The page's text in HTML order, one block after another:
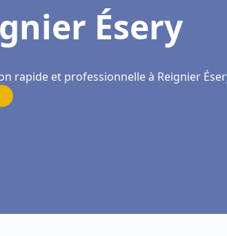
Ésery
rapide et professionnelle à Reignier